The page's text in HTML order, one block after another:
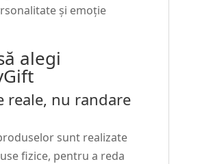
și emoție
alegi
reale, nu randare
sunt realizate
fizice, pentru a reda